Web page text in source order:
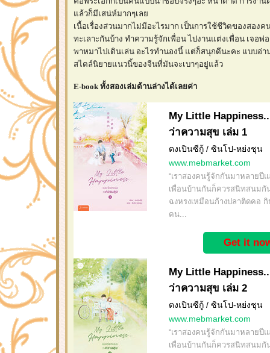
แล้วก็มีเสน่ห์มากๆเลย
เนื้อเรื่องส่วนมากไม่มีอะไรมาก เป็นการใช้ชีวิตของสอง
ทะเลาะกันบ้าง ทำความรู้จักเพื่อน ไปงานแต่งเพื่อน เจอ
พาหมาไปเดินเล่น อะไรทำนองนี้ แต่ก็สนุกดีนะคะ แบบอ่า
สไตล์นิยายแนวนี้ของจีนที่มันจะเบาๆอยู่แล้ว
E-book ทั้งสองเล่มด้านล่างได้เลยค่า
My Little
ว่าความสุข เล่ม 1
ตงเปินซีกู้ / ซินโป-หย่งชุน
www.mebmarket.com
“เราสองคนรู้จักกันมาหลายปี
เพื่อนบ้านกันก็ควรสนิทสนมกั
ฉงหรงเหมือนก้างปลาติดคอ กิ
คน...
Get it
My Little
ว่าความสุข เล่ม 2
ตงเปินซีกู้ / ซินโป-หย่งชุน
www.mebmarket.com
“เราสองคนรู้จักกันมาหลายปี
เพื่อนบ้านกันก็ควรสนิทสนมกั